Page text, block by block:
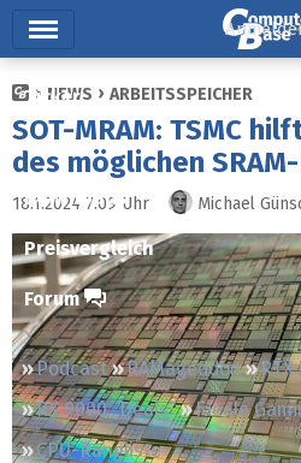
Ticker
Tests
Downloads
Preisvergleich
Forum
Podcast RAMageddon
RTX
RX 9000 „Deals“
Ideale
CPU-Rangliste
NEWS ARBEITSSPEICHER
SOT-MRAM: TSMC
des möglichen
18.1.2024 7:09 Uhr Michael